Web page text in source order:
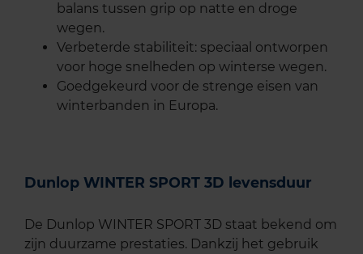
balans tussen grip op natte en droge
wegen.
Verbeterde stabiliteit: speciaal ontworpen
voor hoge snelheden op winterse wegen.
Goedgekeurd voor de strenge eisen van
winterbanden in Europa.
Dunlop WINTER SPORT 3D levensduur
De Dunlop WINTER SPORT 3D staat bekend om
zijn duurzame prestaties. Dankzij het gebruik